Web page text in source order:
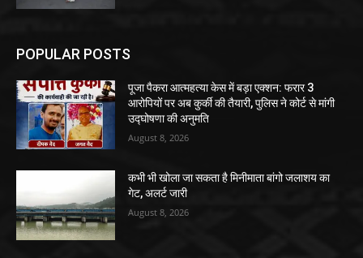
POPULAR POSTS
पूजा पैकरा आत्महत्या केस में बड़ा एक्शन: फरार 3
आरोपियों पर अब कुर्की की तैयारी, पुलिस ने कोर्ट से मांगी
उद्घोषणा की अनुमति
August 8, 2026
कभी भी खोला जा सकता है मिनीमाता बांगो जलाशय का
गेट, अलर्ट जारी
August 8, 2026